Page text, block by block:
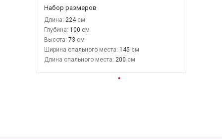
Набор размеров
Длина: 224
Глубина: 100
Высота: 73
Ширина спального места: 145
Длина спального места: 200